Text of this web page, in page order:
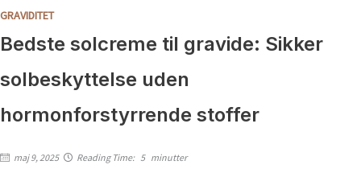
GRAVIDITET
Bedste solcreme til gravide: Sikker
solbeskyttelse uden
hormonforstyrrende stoffer
maj 9, 2025 Reading Time: 5 minutter